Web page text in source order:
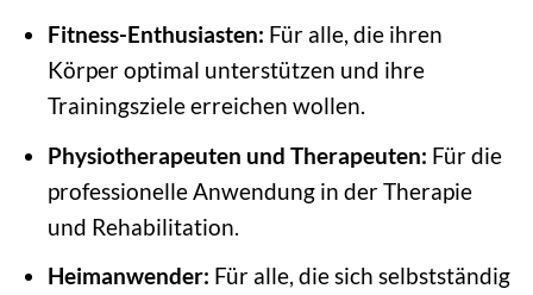
Fitness-Enthusiasten: Für alle, die ihren
Körper optimal unterstützen und ihre
Trainingsziele erreichen wollen.
Physiotherapeuten und Therapeuten: Für die
professionelle Anwendung in der Therapie
und Rehabilitation.
Heimanwender: Für alle, die sich selbstständig